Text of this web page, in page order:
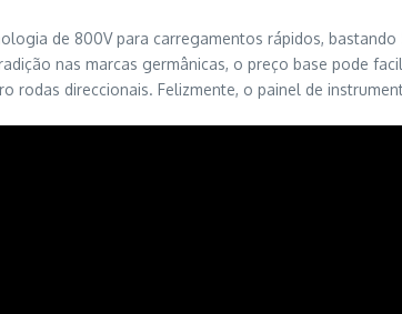
de 800V para carregamentos rápidos,
nas marcas germânicas, o preço base pode
rodas direccionais. Felizmente, o painel de